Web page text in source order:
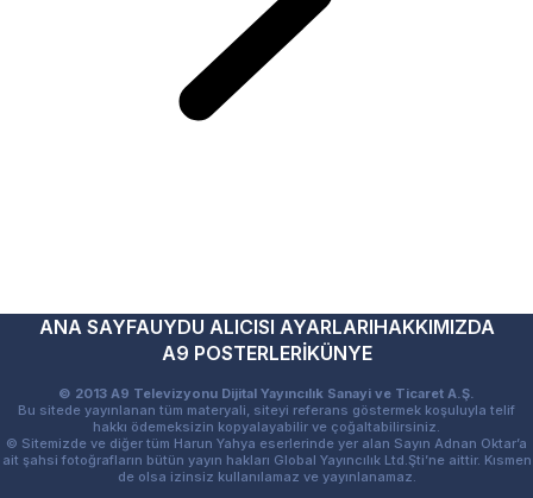
ANA SAYFAUYDU ALICISI AYARLARIHAKKIMIZDA
A9 POSTERLERİKÜNYE
© 2013 A9 Televizyonu Dijital Yayıncılık Sanayi ve Ticaret A.Ş.
Bu sitede yayınlanan tüm materyali, siteyi referans göstermek koşuluyla telif
hakkı ödemeksizin kopyalayabilir ve çoğaltabilirsiniz.
© Sitemizde ve diğer tüm Harun Yahya eserlerinde yer alan Sayın Adnan Oktar’a
ait şahsi fotoğrafların bütün yayın hakları Global Yayıncılık Ltd.Şti’ne aittir. Kısmen
de olsa izinsiz kullanılamaz ve yayınlanamaz.